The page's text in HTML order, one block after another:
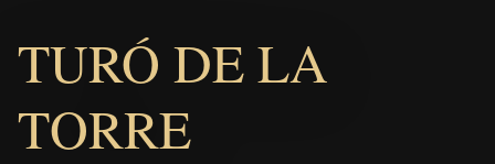
TURÓ DE LA
TORRE